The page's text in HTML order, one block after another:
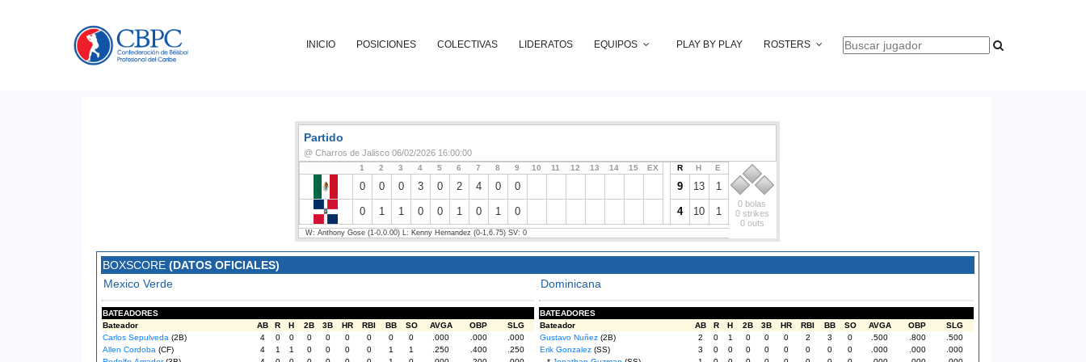
INICIO POSICIONES COLECTIVAS LIDERATOS EQUIPOS PLAY BY PLAY ROSTERS
Partido
@ Charros de Jalisco 06/02/2026 16:00:00
1 2 3 4 5 6 7 8 9 10 11 12 13 14 15 EX R H E
0 0 0 3 0 2 4 0 0 9 13 1
0 1 1 0 0 1 0 1 0 4 10 1
0 bolas
0 strikes
0 outs
W: Anthony Gose (1-0,0.00) L: Kenny Hernandez (0-1,6.75) SV: 0
BOXSCORE (DATOS OFICIALES)
Mexico Verde
Dominicana
BATEADORES
Bateador
AB R H 2B 3B HR RBI BB SO AVGA OBP
SLG
Carlos Sepulveda (2B) 4 0 0 0 0 0 0 0 0 .000 .000
.000
Allen Cordoba (CF) 4 1 1 0 0 0 0 1 1 .250 .400
.250
BATEADORES
Bateador
AB R H 2B 3B HR RBI BB SO AVGA OBP
SLG
Gustavo Nuñez (2B) 2 0 1 0 0 0 2 3 0 .500 .800
.500
Erik Gonzalez (SS) 3 0 0 0 0 0 0 0 0 .000 .000
.000